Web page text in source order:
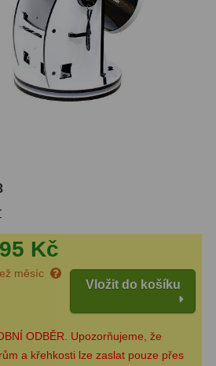
Kč
měsíc
Vložit do košíku
ODBĚR. Upozorňujeme, že
a křehkosti lze zaslat pouze přes